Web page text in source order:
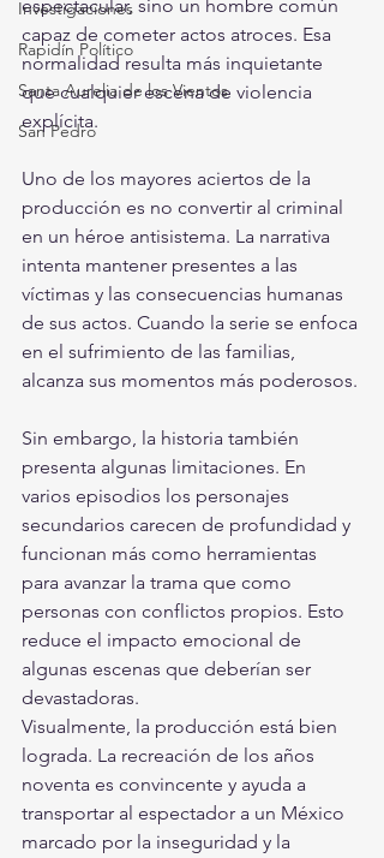
Investigaciones
Rapidín Político
Santa Aurelia de los Vientos
San Pedro
espectacular, sino un hombre común
capaz de cometer actos atroces. Esa
normalidad resulta más inquietante
que cualquier escena de violencia
explícita.
Uno de los mayores aciertos de la
producción es no convertir al criminal
en un héroe antisistema. La narrativa
intenta mantener presentes a las
víctimas y las consecuencias humanas
de sus actos. Cuando la serie se enfoca
en el sufrimiento de las familias,
alcanza sus momentos más poderosos.
Sin embargo, la historia también
presenta algunas limitaciones. En
varios episodios los personajes
secundarios carecen de profundidad y
funcionan más como herramientas
para avanzar la trama que como
personas con conflictos propios. Esto
reduce el impacto emocional de
algunas escenas que deberían ser
devastadoras.
Visualmente, la producción está bien
lograda. La recreación de los años
noventa es convincente y ayuda a
transportar al espectador a un México
marcado por la inseguridad y la